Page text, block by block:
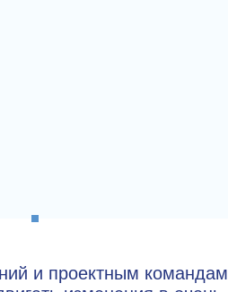
и проектным командам